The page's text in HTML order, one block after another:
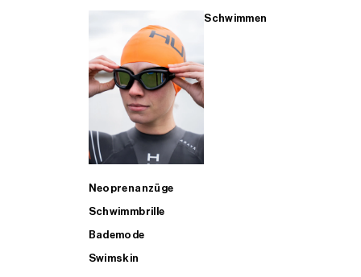
Schwimmen
Neoprenanzüge
Schwimmbrille
Bademode
Swimskin